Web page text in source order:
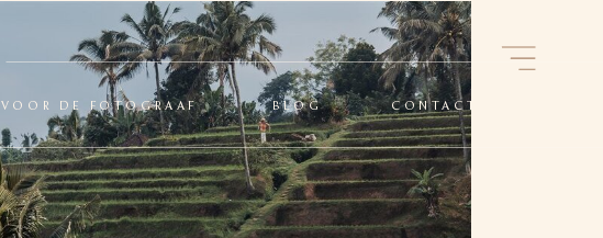
CONTACT
BLOG
VOOR DE FOTOGRAAF